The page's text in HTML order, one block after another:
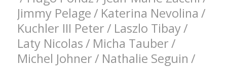
Jimmy Pelage/ Katerina Nevolina /
Kuchler III Peter/ Laszlo Tibay/
Laty Nicolas/ Micha Tauber/
Michel Johner/ Nathalie Seguin /